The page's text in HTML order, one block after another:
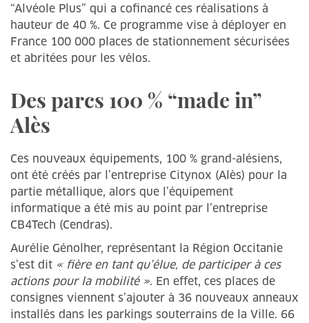
“Alvéole Plus” qui a cofinancé ces réalisations à
hauteur de 40 %. Ce programme vise à déployer en
France 100 000 places de stationnement sécurisées
et abritées pour les vélos.
Des parcs 100 % “made in”
Alès
Ces nouveaux équipements, 100 % grand-alésiens,
ont été créés par l’entreprise Citynox (Alès) pour la
partie métallique, alors que l’équipement
informatique a été mis au point par l’entreprise
CB4Tech (Cendras).
Aurélie Génolher, représentant la Région Occitanie
s’est dit « fière en tant qu’élue, de participer à ces
actions pour la mobilité ». En effet, ces places de
consignes viennent s’ajouter à 36 nouveaux anneaux
installés dans les parkings souterrains de la Ville. 66